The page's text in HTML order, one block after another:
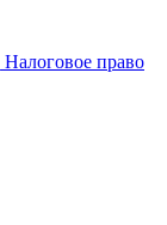
Налоговое право